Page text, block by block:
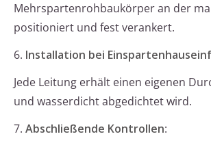
Mehrspartenrohbaukörper an der
positioniert und fest verankert.
6. Installation bei
Jede Leitung erhält einen eigenen
und wasserdicht abgedichtet wird.
7. Abschließende Kontrollen: